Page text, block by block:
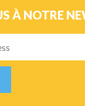
À NOTRE